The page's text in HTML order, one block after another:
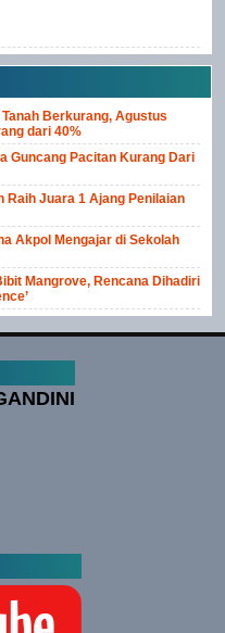
Berkurang, Agustus
dari 40%
Guncang Pacitan Kurang Dari
Raih Juara 1 Ajang Penilaian
Akpol Mengajar di Sekolah
Mangrove, Rencana Dihadiri